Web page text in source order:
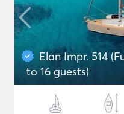
Elan Impr. 514
to 16 guests)